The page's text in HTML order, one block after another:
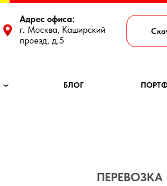
Адрес офиса:
г. Москва, Каширский
проезд, д.5
БЛОГ
ПЕРЕВОЗКА